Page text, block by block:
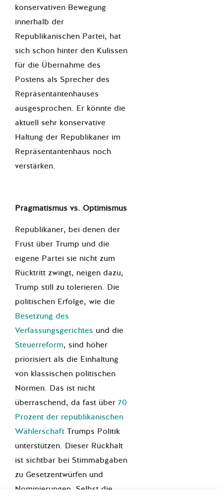
konservativen Bewegung
innerhalb der
Republikanischen Partei, hat
sich schon hinter den Kulissen
für die Übernahme des
Postens als Sprecher des
Repräsentantenhauses
ausgesprochen. Er könnte die
aktuell sehr konservative
Haltung der Republikaner im
Repräsentantenhaus noch
verstärken.
Pragmatismus vs. Optimismus
Republikaner, bei denen der
Frust über Trump und die
eigene Partei sie nicht zum
Rücktritt zwingt, neigen dazu,
Trump still zu tolerieren. Die
politischen Erfolge, wie die
Besetzung des
Verfassungsgerichtes und die
Steuerreform, sind höher
priorisiert als die Einhaltung
von klassischen politischen
Normen. Das ist nicht
überraschend, da fast über 70
Prozent der republikanischen
Wählerschaft Trumps Politik
unterstützen. Dieser Rückhalt
ist sichtbar bei Stimmabgaben
zu Gesetzentwürfen und
Nominierungen. Selbst die